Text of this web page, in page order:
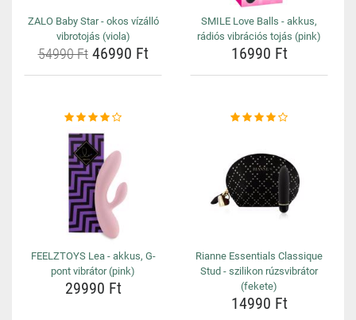
ZALO Baby Star - okos vízálló
vibrotojás (viola)
54990 Ft46990 Ft
SMILE Love Balls - akkus,
rádiós vibrációs tojás (pink)
16990 Ft
FEELZTOYS Lea - akkus, G-
pont vibrátor (pink)
29990 Ft
Rianne Essentials Classique
Stud - szilikon rúzsvibrátor
(fekete)
14990 Ft